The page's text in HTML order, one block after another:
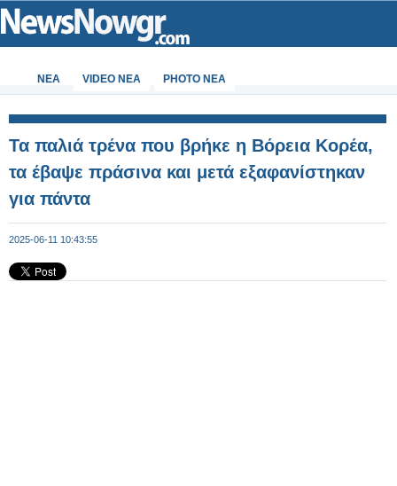
ΝΕΑ VIDEO NEA PHOTO NEA
Τα παλιά τρένα που βρήκε η Βόρεια Κορέα,
τα έβαψε πράσινα και μετά εξαφανίστηκαν
για πάντα
2025-06-11 10:43:55